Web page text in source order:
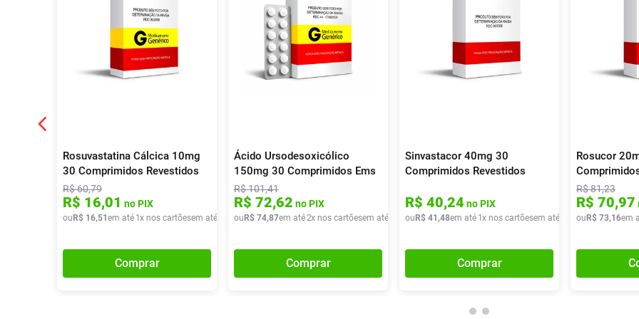
Rosuvastatina Cálcica 10mg
30 Comprimidos Revestidos
Medley
R$60,79
R$ 16,01 no PIX
ou R$ 16,51 em até 1x nos cartõesem até x deR$ 16,51
Comprar
Ácido Ursodesoxicólico
150mg 30 Comprimidos Ems
Genérico
R$101,41
R$ 72,62 no PIX
ou R$ 74,87em até2x nos cartõesem até x deR$ 37, 43
Comprar
Sinvastacor 40mg 30
Comprimidos Revestidos
R$ 40,24 no PIX
ou R$ 41 ,48em até 1x nos cartõesem até x deR$ 41,48
Comprar
Rosucor
R$81,23
R$ 70,97
ou R$ 73,16em